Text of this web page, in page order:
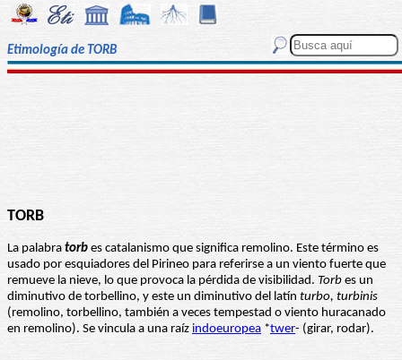
Etimología de TORB
TORB
La palabra torb es catalanismo que significa remolino. Este término es
usado por esquiadores del Pirineo para referirse a un viento fuerte que
remueve la nieve, lo que provoca la pérdida de visibilidad. Torb es un
diminutivo de torbellino, y este un diminutivo del latín turbo, turbinis
(remolino, torbellino, también a veces tempestad o viento huracanado
en remolino). Se vincula a una raíz indoeuropea *twer- (girar, rodar).